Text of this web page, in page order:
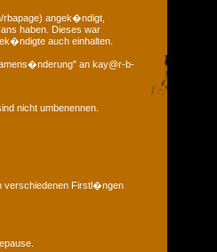
rbapage) angek�ndigt,
haben. Dieses war
auch einhalten.
an kay@r-b-
nicht umbenennen.
verschiedenen Firstl�ngen